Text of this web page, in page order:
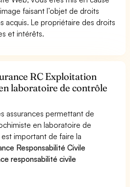
faisant l’objet de droits
acquis. Le propriétaire des droits
et intérêts.
RC Exploitation
laboratoire de contrôle
assurances permettant de
en laboratoire de
important de faire la
Responsabilité Civile
responsabilité civile